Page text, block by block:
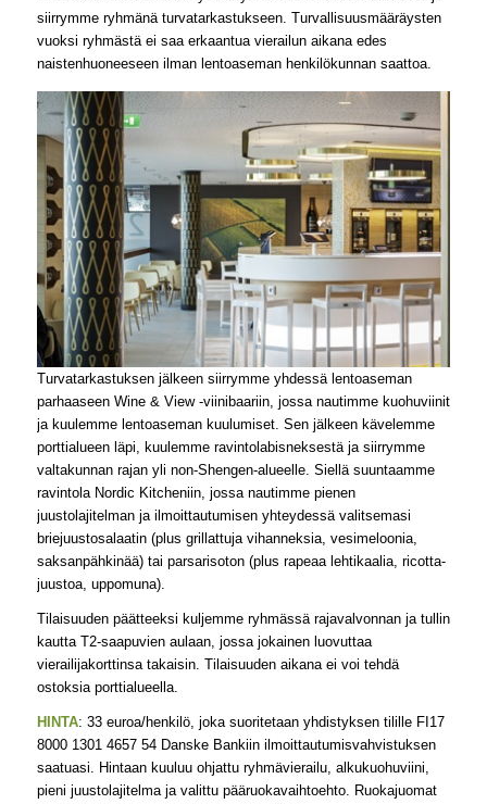
siirrymme ryhmänä turvatarkastukseen. Turvallisuusmääräysten
vuoksi ryhmästä ei saa erkaantua vierailun aikana edes
naistenhuoneeseen ilman lentoaseman henkilökunnan saattoa.
Turvatarkastuksen jälkeen siirrymme yhdessä lentoaseman
parhaaseen Wine & View -viinibaariin, jossa nautimme kuohuviinit
ja kuulemme lentoaseman kuulumiset. Sen jälkeen kävelemme
porttialueen läpi, kuulemme ravintolabisneksestä ja siirrymme
valtakunnan rajan yli non-Shengen-alueelle. Siellä suuntaamme
ravintola Nordic Kitcheniin, jossa nautimme pienen
juustolajitelman ja ilmoittautumisen yhteydessä valitsemasi
briejuustosalaatin (plus grillattuja vihanneksia, vesimeloonia,
saksanpähkinää) tai parsarisoton (plus rapeaa lehtikaalia, ricotta-
juustoa, uppomuna).
Tilaisuuden päätteeksi kuljemme ryhmässä rajavalvonnan ja tullin
kautta T2-saapuvien aulaan, jossa jokainen luovuttaa
vierailijakorttinsa takaisin. Tilaisuuden aikana ei voi tehdä
ostoksia porttialueella.
HINTA: 33 euroa/henkilö, joka suoritetaan yhdistyksen tilille FI17
8000 1301 4657 54 Danske Bankiin ilmoittautumisvahvistuksen
saatuasi. Hintaan kuuluu ohjattu ryhmävierailu, alkukuohuviini,
pieni juustolajitelma ja valittu pääruokavaihtoehto. Ruokajuomat